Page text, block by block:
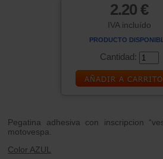
2.20 €
IVA incluído
PRODUCTO
Cantidad:
Pegatina adhesiva con inscripcion
motovespa.
Color AZUL